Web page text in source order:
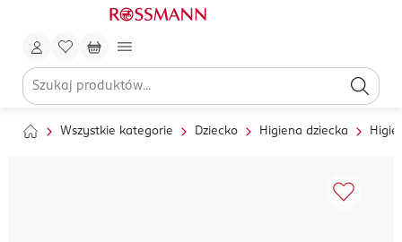
Wszystkie kategorie Dziecko Higiena dziecka